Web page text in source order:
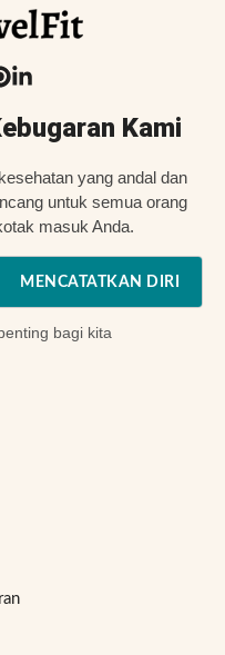
Kami
yang andal dan
untuk semua orang
masuk Anda.
MENCATATKAN DIRI
bagi kita